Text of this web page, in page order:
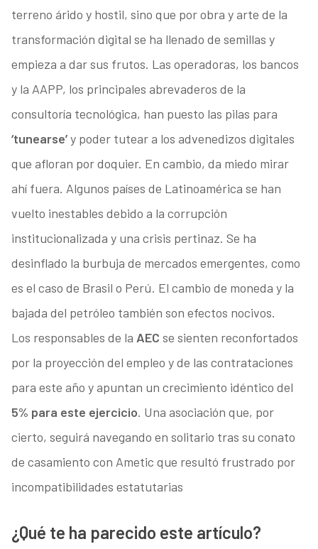
terreno árido y hostil, sino que por obra y arte de la
transformación digital se ha llenado de semillas y
empieza a dar sus frutos. Las operadoras, los bancos
y la AAPP, los principales abrevaderos de la
consultoría tecnológica, han puesto las pilas para
‘tunearse’y poder tutear a los advenedizos digitales
que afloran por doquier. En cambio, da miedo mirar
ahí fuera. Algunos países de Latinoamérica se han
vuelto inestables debido a la corrupción
institucionalizada y una crisis pertinaz. Se ha
desinflado la burbuja de mercados emergentes, como
es el caso de Brasil o Perú. El cambio de moneda y la
bajada del petróleo también son efectos nocivos.
Los responsables de la AEC se sienten reconfortados
por la proyección del empleo y de las contrataciones
para este año y apuntan un crecimiento idéntico del
5% para este ejercicio. Una asociación que, por
cierto, seguirá navegando en solitario tras su conato
de casamiento con Ametic que resultó frustrado por
incompatibilidades estatutarias
¿Qué te ha parecido este artículo?